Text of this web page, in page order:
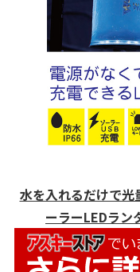
水を入れるだけで光
ーラーLEDラン